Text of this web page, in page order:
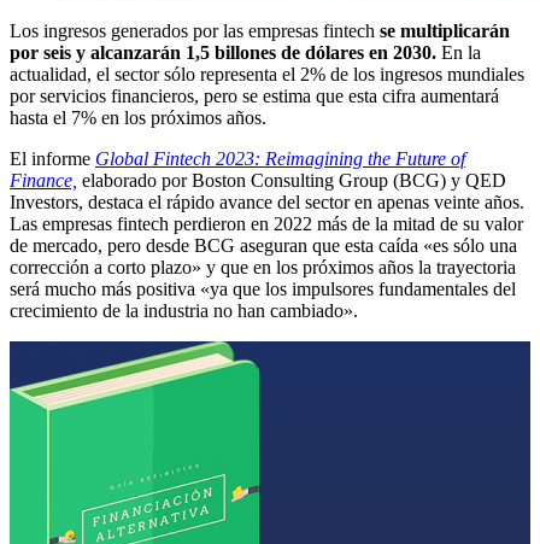
Los ingresos generados por las empresas fintech se multiplicarán
por seis y alcanzarán 1,5 billones de dólares en 2030. En la
actualidad, el sector sólo representa el 2% de los ingresos mundiales
por servicios financieros, pero se estima que esta cifra aumentará
hasta el 7% en los próximos años.
El informe Global Fintech 2023: Reimagining the Future of
Finance, elaborado por Boston Consulting Group (BCG) y QED
Investors, destaca el rápido avance del sector en apenas veinte años.
Las empresas fintech perdieron en 2022 más de la mitad de su valor
de mercado, pero desde BCG aseguran que esta caída «es sólo una
corrección a corto plazo» y que en los próximos años la trayectoria
será mucho más positiva «ya que los impulsores fundamentales del
crecimiento de la industria no han cambiado».